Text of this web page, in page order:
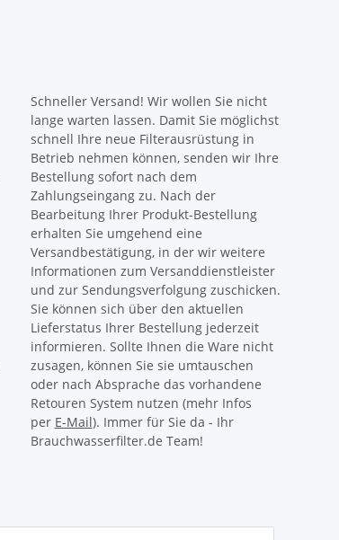
Schneller Versand! Wir wollen Sie nicht
lange warten lassen. Damit Sie möglichst
schnell Ihre neue Filterausrüstung in
Betrieb nehmen können, senden wir Ihre
Bestellung sofort nach dem
Zahlungseingang zu. Nach der
Bearbeitung Ihrer Produkt-Bestellung
erhalten Sie umgehend eine
Versandbestätigung, in der wir weitere
Informationen zum Versanddienstleister
und zur Sendungsverfolgung zuschicken.
Sie können sich über den aktuellen
Lieferstatus Ihrer Bestellung jederzeit
informieren. Sollte Ihnen die Ware nicht
zusagen, können Sie sie umtauschen
oder nach Absprache das vorhandene
Retouren System nutzen (mehr Infos
per E-Mail). Immer für Sie da - Ihr
Brauchwasserfilter.de Team!